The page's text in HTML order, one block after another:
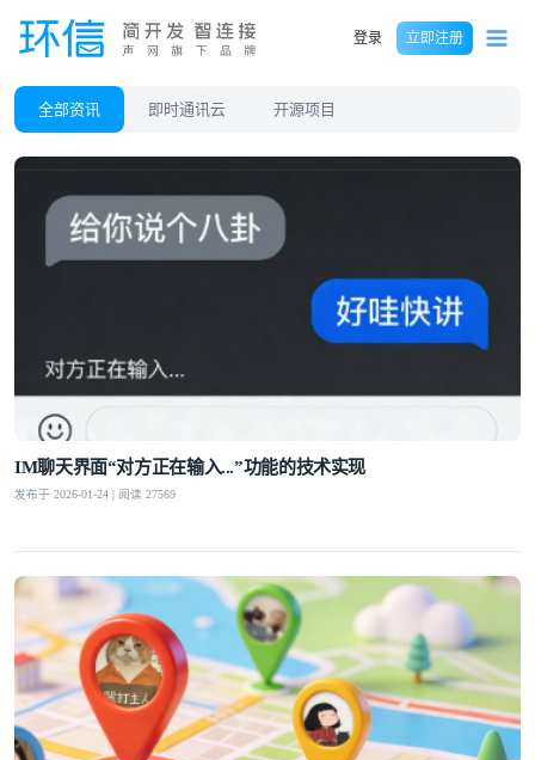
登录 立即注册
全部资讯 即时通讯云 开源项目
IM聊天界面“对方正在输入...”功能的技术实现
发布于 2026-01-24 | 阅读 27569